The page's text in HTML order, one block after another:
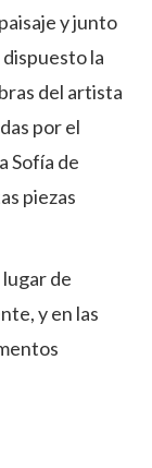
y junto
la
del artista
por el
Sofía de
piezas
de
y en las